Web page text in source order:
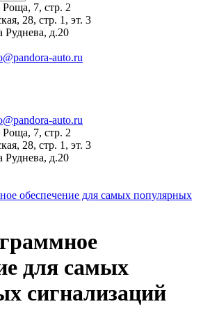
7, стр. 2
28, стр. 1, эт. 3
д.20
auto.ru
auto.ru
7, стр. 2
28, стр. 1, эт. 3
д.20
обеспечение для самых популярных
для самых
сигнализаций